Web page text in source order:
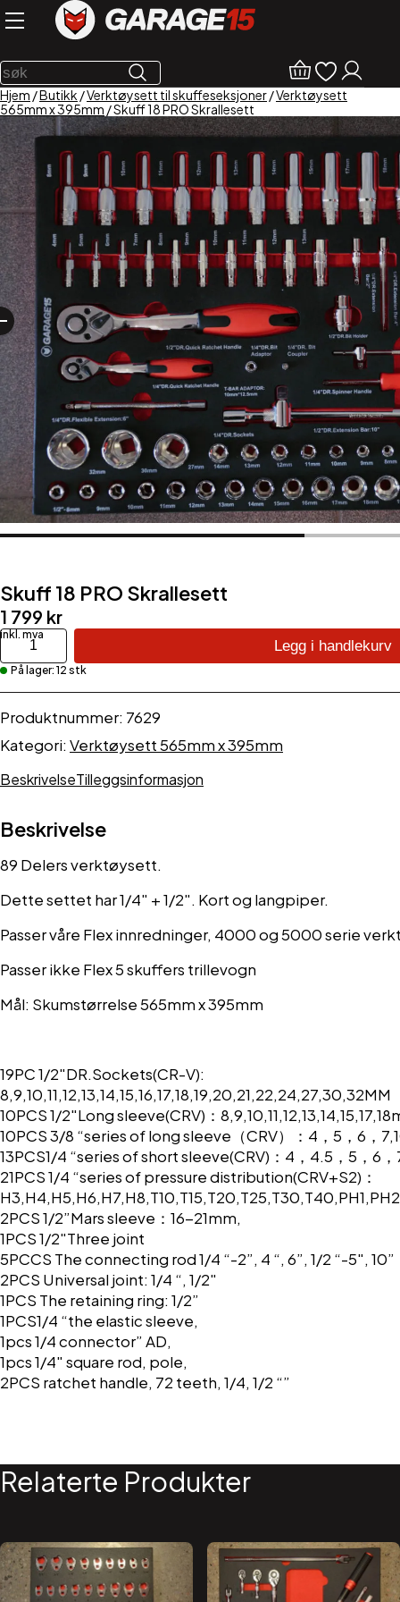
Hjem /Butikk /Verktøysett til skuffeseksjoner/Verktøysett
565mm x 395mm / Skuff 18 PRO Skrallesett
Skuff 18 PRO Skrallesett
1 799 kr
Skuff
18
PRO
Skrallesett
antall
Legg i handlekurv
På lager: 12 stk
Produktnummer: 7629
Kategori:Verktøysett 565mm x 395mm
BeskrivelseTilleggsinformasjon
Beskrivelse
89 Delers verktøysett.
Dette settet har 1/4″ + 1/2″. Kort og langpiper.
Passer våre Flex innredninger, 4000 og 5000 serie
Passer ikke Flex 5 skuffers trillevogn
Mål: Skumstørrelse 565mm x 395mm
19PC 1/2″DR.Sockets(CR-V):
8,9,10,11,12,13,14,15,16,17,18,19,20,21,22,24,27,30,32MM
10PCS 1/2″Long sleeve(CRV)：
10PCS 3/8 “series of long sleeve（CRV）：4，5，6，
13PCS1/4 “series of short sleeve(CRV)：4，4.5，5，6，
21PCS 1/4 “series of pressure distribution(CRV+S2)：
2PCS 1/2”Mars sleeve：16-21mm,
1PCS 1/2″Three joint
5PCCS The connecting rod 1/4 “-2”, 4 “, 6”, 1/2 “-5″, 10”
2PCS Universal joint: 1/4 “, 1/2″
1PCS The retaining ring: 1/2”
1PCS1/4 “the elastic sleeve,
1pcs 1/4 connector” AD,
1pcs 1/4″ square rod, pole,
2PCS ratchet handle, 72 teeth, 1/4, 1/2 “”
Relaterte Produkter